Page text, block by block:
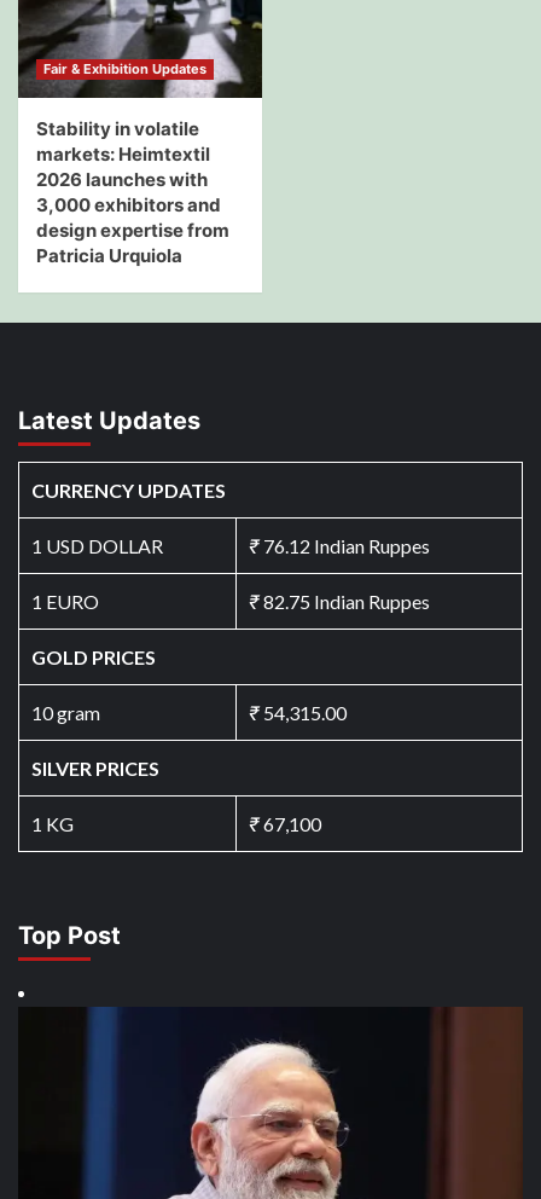
Fair & Exhibition Updates
Stability in volatile
markets: Heimtextil
2026 launches with
3,000 exhibitors and
design expertise from
Patricia Urquiola
Latest Updates
CURRENCY UPDATES
1 USD DOLLAR ₹76.12 Indian Ruppes
1 EURO ₹82.75 Indian Ruppes
GOLD PRICES
10 gram ₹54,315.00
SILVER PRICES
1 KG ₹67,100
Top Post